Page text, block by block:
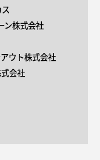
ン株式会社
ウト株式会社
会社